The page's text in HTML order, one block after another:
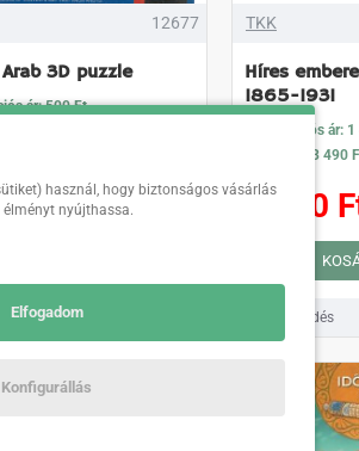
12677
3D puzzle
ár: 500 Ft
Ft(-44%)
TKK
Híres
1865-1931
Előző akciós ár:
Eredeti ár: 3 490
Online ár:
1 490
Érdeklődés
használ, hogy biztonságos vásárlás
nyújthassa.
Elfogadom
Konfigurállás